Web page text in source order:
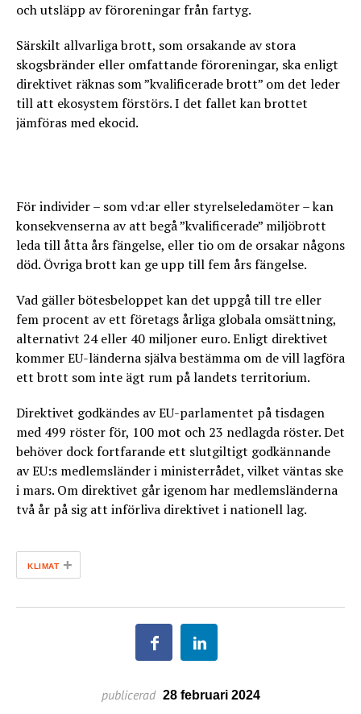
och utsläpp av föroreningar från fartyg.
Särskilt allvarliga brott, som orsakande av stora
skogsbränder eller omfattande föroreningar, ska enligt
direktivet räknas som ”kvalificerade brott” om det leder
till att ekosystem förstörs. I det fallet kan brottet
jämföras med ekocid.
För individer – som vd:ar eller styrelseledamöter – kan
konsekvenserna av att begå ”kvalificerade” miljöbrott
leda till åtta års fängelse, eller tio om de orsakar någons
död. Övriga brott kan ge upp till fem års fängelse.
Vad gäller bötesbeloppet kan det uppgå till tre eller
fem procent av ett företags årliga globala omsättning,
alternativt 24 eller 40 miljoner euro. Enligt direktivet
kommer EU-länderna själva bestämma om de vill lagföra
ett brott som inte ägt rum på landets territorium.
Direktivet godkändes av EU-parlamentet på tisdagen
med 499 röster för, 100 mot och 23 nedlagda röster. Det
behöver dock fortfarande ett slutgiltigt godkännande
av EU:s medlemsländer i ministerrådet, vilket väntas ske
i mars. Om direktivet går igenom har medlemsländerna
två år på sig att införliva direktivet i nationell lag.
KLIMAT +
publicerad 28 februari 2024